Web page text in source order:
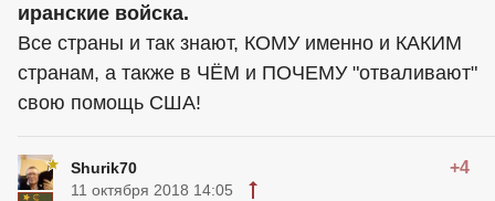
иранские войска.
Все страны и так знают, КОМУ именно и КАКИМ
странам, а также в ЧЁМ и ПОЧЕМУ "отваливают"
свою помощь США!
Shurik70 +4
11 октября 2018 14:05